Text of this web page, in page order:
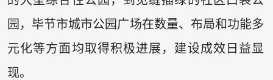
园，毕节市城市公园广场在数量、布局和功能多
元化等方面均取得积极进展，建设成效日益显
现。